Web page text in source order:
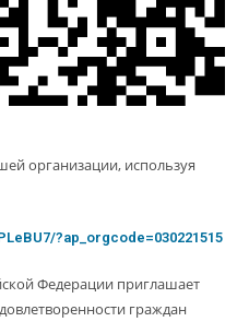
организации, используя
?ap_orgcode=030221515
Федерации приглашает
граждан